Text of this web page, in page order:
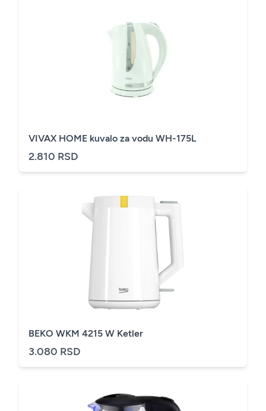
VIVAX HOME kuvalo za vodu WH-175L
2.810 RSD
BEKO WKM 4215 W Ketler
3.080 RSD